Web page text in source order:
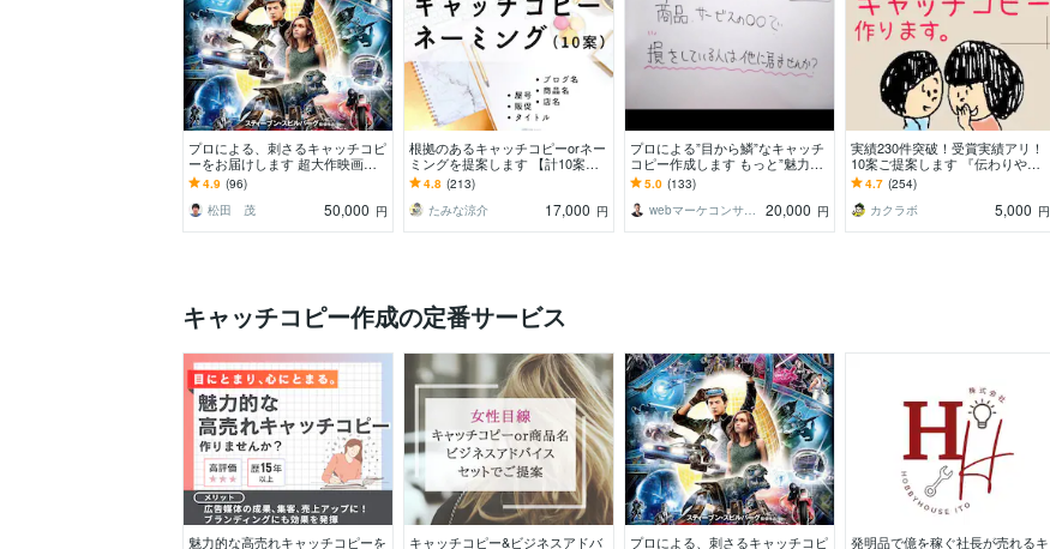
プロによる、刺さるキャッチコピ
ーをお届けします 超大作映画な
ども手がける、プロのコピーライ
ターによる言葉を。
4.9 (96)
松田 茂
50,000 円
根拠のあるキャッチコピーorネー
ミングを提案します 【計10案】
高品質なキャッチコピー・ネーミ
ングをお求めの方へ
4.8 (213)
たみな涼介
17,000 円
プロによる”目から鱗”なキャッチ
コピー作成します もっと”魅力的
な商品の伝え方があるはず！”と
気づいたあなたへ
5.0 (133)
webマーケコンサルタント 若林 潤
20,000 円
実績230件突破！受賞実績アリ！
10案ご提案します 『伝わりやす
くて、押しつけない』キャッチコ
ピー作ります。
4.7 (254)
カクラボ
5,000 円
キャッチコピー作成の定番サービス
魅力的な高売れキャッチコピーを
キャッチコピー&ビジネスアドバ
プロによる、刺さるキャッチコピ
発明品で億を稼ぐ社長が売れるキ